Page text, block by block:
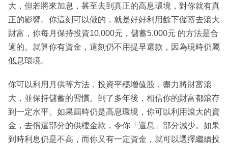
大，但若將來加息，甚至去到真正的高息環境，對你就有真
正的影響。你這刻可以做的，就是好好利用餘下儲蓄去滾大
財富，你每月保持投資10,000元，儲蓄5,000元 的方法是合
適的。就算你有資金，這刻仍不用提早還款，因為現時仍屬
低息環境。
你可以利用月供等方法，投資平穩增值股，盡力將財富滾
大，並保持儲蓄的習慣。到了多年後，相信你的財富都滾存
到一定水平。如果屆時仍是高息環境，你可以利用滾大的資
金，去償還部分的供樓金款，令你「還息」部分減少。如果
到時利息仍是不高，而你又有一定資金，就可以選擇繼續投